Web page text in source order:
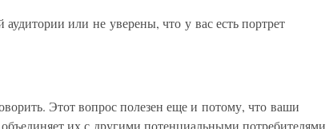
или не уверены, что у вас есть портрет
Этот вопрос полезен еще и потому, что ваши
их с другими потенциальными потребителями.